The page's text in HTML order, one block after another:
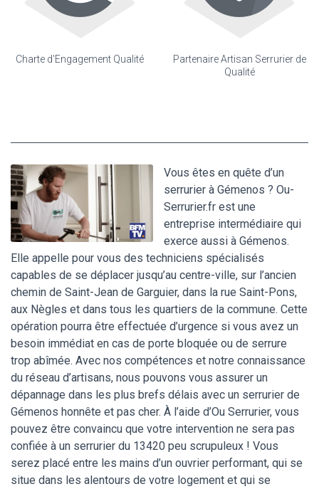
Charte d'Engagement Qualité
Partenaire Artisan Serrurier de
Qualité
Vous êtes en quête d’un
serrurier à Gémenos ? Ou-
Serrurier.fr est une
entreprise intermédiaire qui
exerce aussi à Gémenos.
Elle appelle pour vous des techniciens spécialisés
capables de se déplacer jusqu’au centre-ville, sur l’ancien
chemin de Saint-Jean de Garguier, dans la rue Saint-Pons,
aux Nègles et dans tous les quartiers de la commune. Cette
opération pourra être effectuée d’urgence si vous avez un
besoin immédiat en cas de porte bloquée ou de serrure
trop abîmée. Avec nos compétences et notre connaissance
du réseau d’artisans, nous pouvons vous assurer un
dépannage dans les plus brefs délais avec un serrurier de
Gémenos honnête et pas cher. À l’aide d’Ou Serrurier, vous
pouvez être convaincu que votre intervention ne sera pas
confiée à un serrurier du 13420 peu scrupuleux ! Vous
serez placé entre les mains d’un ouvrier performant, qui se
situe dans les alentours de votre logement et qui se